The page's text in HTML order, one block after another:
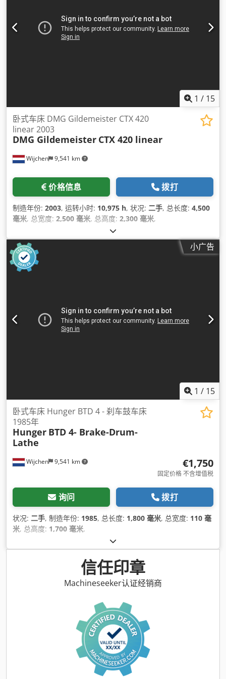
1 / 15
Wijchen 9,541 km
卧式车床 DMG Gildemeister CTX 420
linear 2003
DMG Gildemeister CTX 420 linear
价格信息 拨打
制造年份: 2003, 运转小时: 10,975 h, 状况: 二手, 总长度: 4,500
毫米, 总宽度: 2,500 毫米, 总高度: 2,300 毫米,
小广告
1 / 15
Wijchen 9,541 km
卧式车床 Hunger BTD 4 - 刹车鼓车床
1985年
Hunger BTD 4- Brake-Drum-
Lathe
€1,750
固定价格 不含增值税
询问 拨打
状况: 二手, 制造年份: 1985, 总长度: 1,800 毫米, 总宽度: 110 毫
米, 总高度: 1,700 毫米,
信任印章
Machineseeker认证经销商